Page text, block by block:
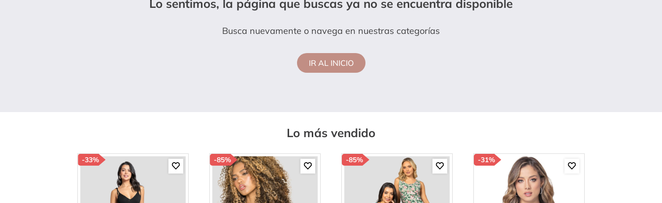
Lo sentimos, la página que buscas ya no se encuentra disponible
Busca nuevamente o navega en nuestras categorías
IR AL INICIO
Lo más vendido
-33% -85% -85% -31%
10. short